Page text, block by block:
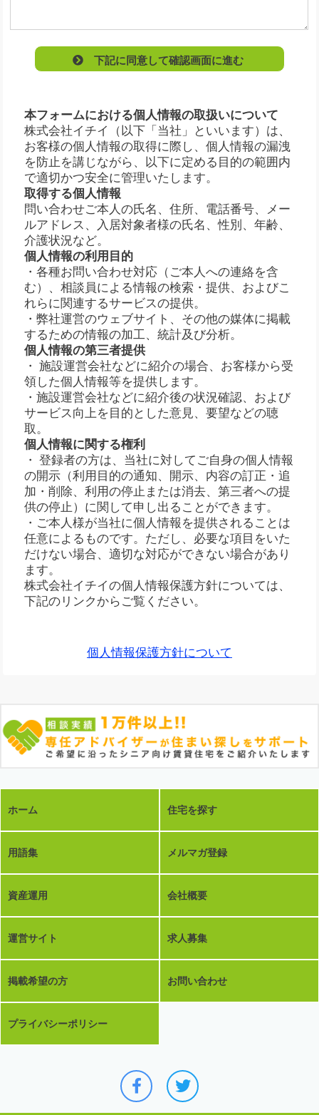
下記に同意して確認画面に進む
本フォームにおける個人情報の取扱いについて
株式会社イチイ（以下「当社」といいます）は、
お客様の個人情報の取得に際し、個人情報の漏洩
を防止を講じながら、以下に定める目的の範囲内
で適切かつ安全に管理いたします。
取得する個人情報
問い合わせご本人の氏名、住所、電話番号、メー
ルアドレス、入居対象者様の氏名、性別、年齢、
介護状況など。
個人情報の利用目的
・各種お問い合わせ対応（ご本人への連絡を含
む）、相談員による情報の検索・提供、およびこ
れらに関連するサービスの提供。
・弊社運営のウェブサイト、その他の媒体に掲載
するための情報の加工、統計及び分析。
個人情報の第三者提供
・ 施設運営会社などに紹介の場合、お客様から受
領した個人情報等を提供します。
・施設運営会社などに紹介後の状況確認、および
サービス向上を目的とした意見、要望などの聴
取。
個人情報に関する権利
・ 登録者の方は、当社に対してご自身の個人情報
の開示（利用目的の通知、開示、内容の訂正・追
加・削除、利用の停止または消去、第三者への提
供の停止）に関して申し出ることができます。
・ご本人様が当社に個人情報を提供されることは
任意によるものです。ただし、必要な項目をいた
だけない場合、適切な対応ができない場合があり
ます。
株式会社イチイの個人情報保護方針については、
下記のリンクからご覧ください。
個人情報保護方針について
ホーム 住宅を探す
用語集 メルマガ登録
資産運用 会社概要
運営サイト 求人募集
掲載希望の方 お問い合わせ
プライバシーポリシー